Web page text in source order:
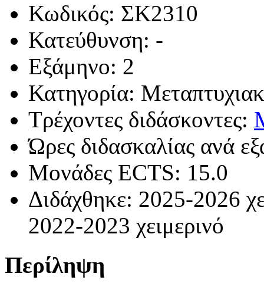
Κωδικός: ΣΚ2310
Κατεύθυνση: -
Εξάμηνο: 2
Κατηγορία:
Τρέχοντες διδάσκοντες:
Ώρες διδασκαλίας ανά
Μονάδες ECTS: 15.0
Διδάχθηκε: 2025-2026
2022-2023 χειμερινό
Περίληψη